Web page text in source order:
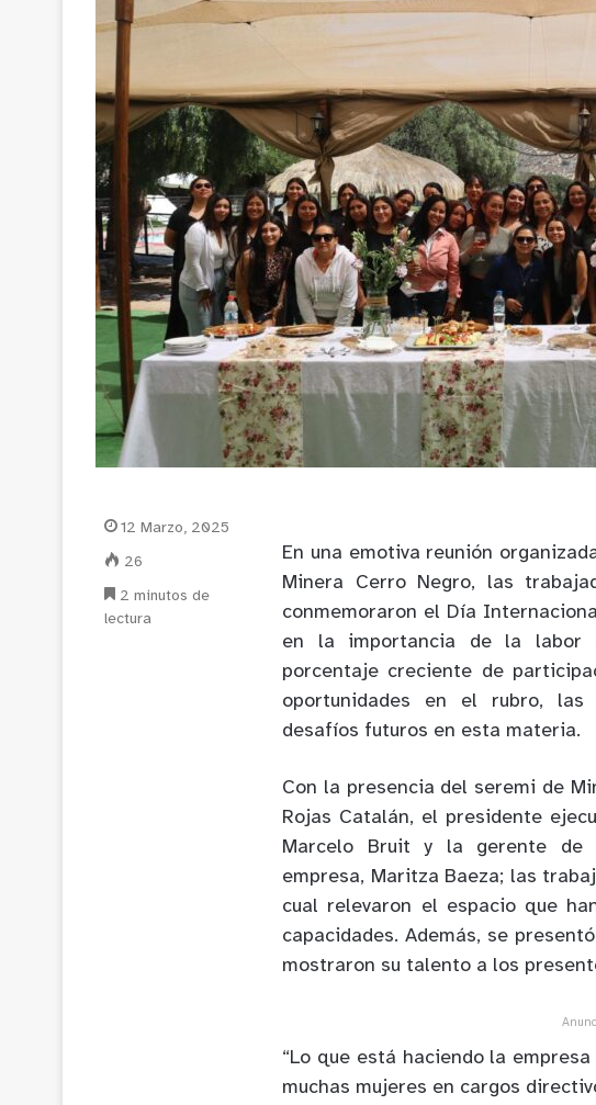
En una emotiva reunión
Minera Cerro Negro, las
conmemoraron el Día
en la importancia de la labor
porcentaje creciente de
oportunidades en el rubro, las
desafíos futuros en esta materia.
Con la presencia del seremi de
Rojas Catalán, el presidente
Marcelo Bruit y la gerente de
empresa, Maritza Baeza; las
cual relevaron el espacio que
capacidades. Además, se
mostraron su talento a los
“Lo que está haciendo la
muchas mujeres en cargos
12 Marzo, 2025
26
2 minutos de
lectura